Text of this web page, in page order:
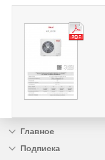
Главное
Подписка